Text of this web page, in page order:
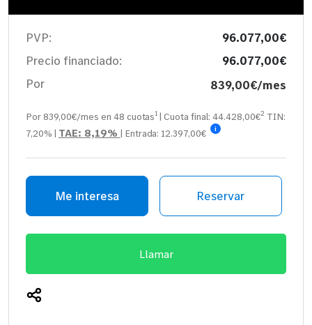
PVP:
96.077,00€
Precio financiado:
96.077,00€
Por
839,00€/mes
Por 839,00€/mes en 48 cuotas1 | Cuota final:44.428,00€2 TIN:
7,20% | TAE: 8,19% | Entrada: 12.397,00€ i
Me interesa Reservar
Llamar